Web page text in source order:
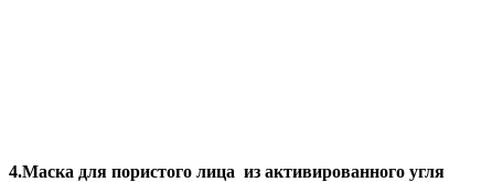
4.Маска для пористого лица из активированного угля